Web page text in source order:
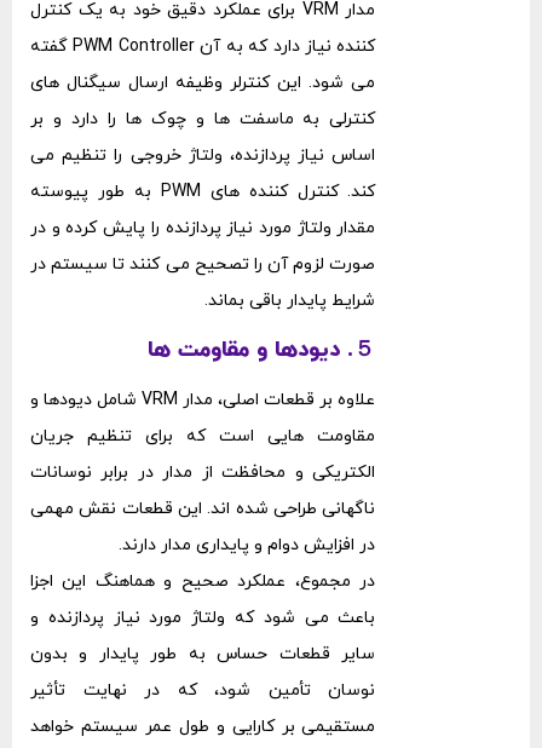
مدار VRM برای عملکرد دقیق خود به یک کنترل‌
کننده نیاز دارد که به آن PWM Controller گفته
می ‌شود. این کنترلر وظیفه ارسال سیگنال ‌های
کنترلی به ماسفت‌ ها و چوک ‌ها را دارد و بر
اساس نیاز پردازنده، ولتاژ خروجی را تنظیم می
‌کند. کنترل ‌کننده ‌های PWM به طور پیوسته
مقدار ولتاژ مورد نیاز پردازنده را پایش کرده و در
صورت لزوم آن را تصحیح می ‌کنند تا سیستم در
شرایط پایدار باقی بماند.
علاوه بر قطعات اصلی، مدار VRM شامل دیودها و
مقاومت ‌هایی است که برای تنظیم جریان
الکتریکی و محافظت از مدار در برابر نوسانات
ناگهانی طراحی شده ‌اند. این قطعات نقش مهمی
در افزایش دوام و پایداری مدار دارند.
در مجموع، عملکرد صحیح و هماهنگ این اجزا
باعث می ‌شود که ولتاژ مورد نیاز پردازنده و
سایر قطعات حساس به ‌طور پایدار و بدون
نوسان تأمین شود، که در نهایت تأثیر
مستقیمی بر کارایی و طول عمر سیستم خواهد